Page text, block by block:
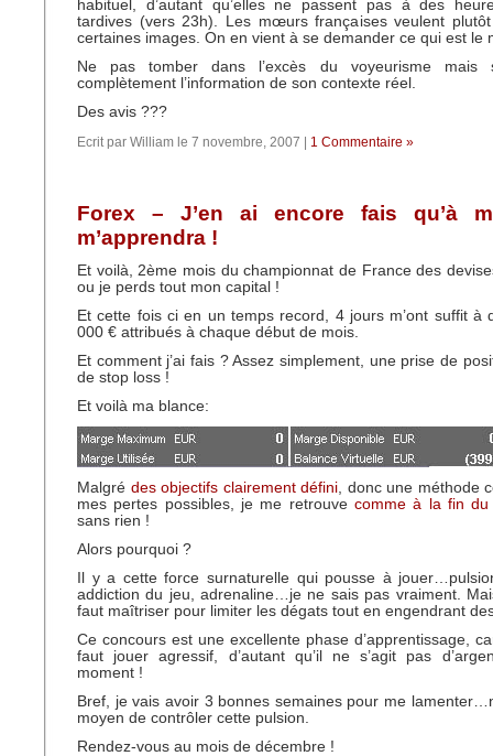
habituel, d’autant qu’elles ne passent pas à des
tardives (vers 23h). Les mœurs françaises veulent plutôt
certaines images. On en vient à se demander ce qui est le
Ne pas tomber dans l’excès du voyeurisme mais
complètement l’information de son contexte réel.
Des avis ???
Ecrit par William le 7 novembre, 2007 | 1 Commentaire »
Forex – J’en ai encore fais qu’à
m’apprendra !
Et voilà, 2ème mois du championnat de France des
ou je perds tout mon capital !
Et cette fois ci en un temps record, 4 jours m’ont suffit à
000 € attribués à chaque début de mois.
Et comment j’ai fais ? Assez simplement, une prise de
de stop loss !
Et voilà ma blance:
Malgré des objectifs clairement défini , donc une méthode
mes pertes possibles, je me retrouve comme à la fin du
sans rien !
Alors pourquoi ?
Il y a cette force surnaturelle qui pousse à
addiction du jeu, adrenaline…je ne sais pas vraiment.
faut maîtriser pour limiter les dégats tout en engendrant
Ce concours est une excellente phase d’apprentissage,
faut jouer agressif, d’autant qu’il ne s’agit pas
moment !
Bref, je vais avoir 3 bonnes semaines pour me
moyen de contrôler cette pulsion.
Rendez-vous au mois de décembre !